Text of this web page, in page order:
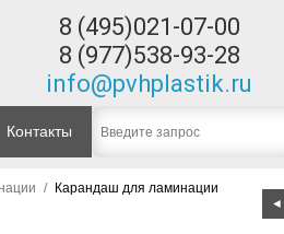
8 (495)021-07-00
8 (977)538-93-28
info@pvhplastik.ru
Контакты
/ Карандаш для ламинации
◄